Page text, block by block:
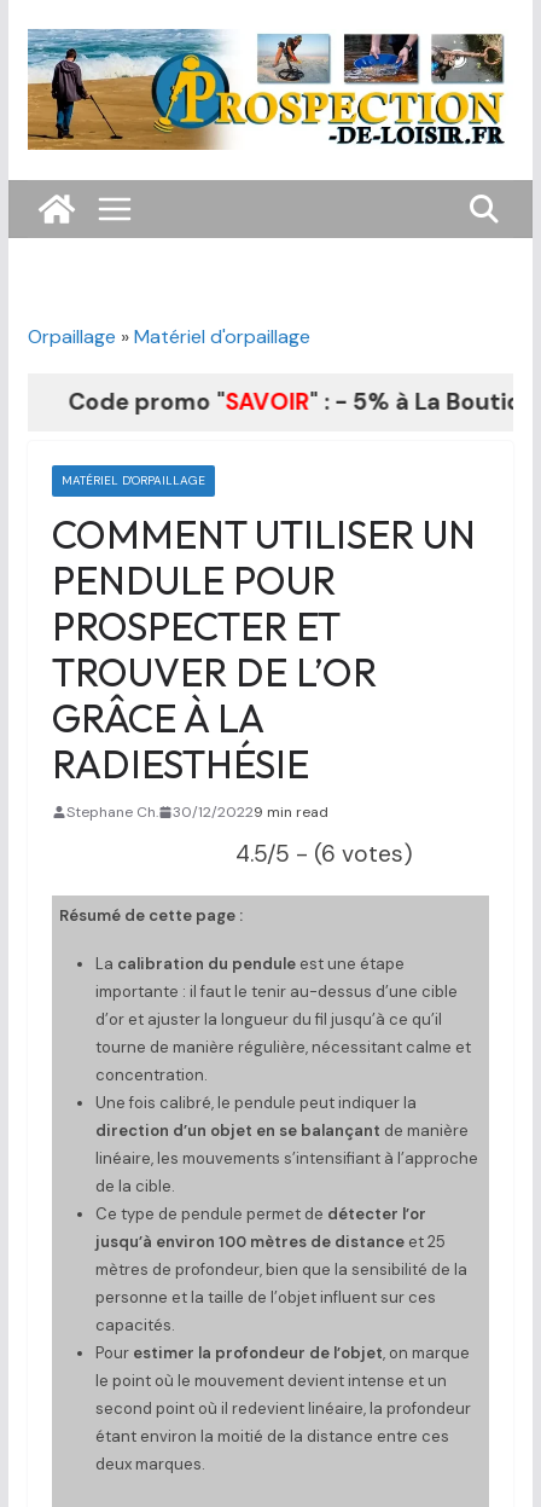
au
contenu
Orpaillage »Matériel d'orpaillage
Code promo "SAVOIR" : - 5% à La Boutique du
MATÉRIEL D'ORPAILLAGE
COMMENT UTILISER UN
PENDULE POUR
PROSPECTER ET
TROUVER DE L’OR
GRÂCE À LA
RADIESTHÉSIE
Stephane Ch. 30/12/20229 min read
4.5/5 - (6 votes)
Résumé de cette page :
La calibration du pendule est une étape
importante : il faut le tenir au-dessus d’une cible
d’or et ajuster la longueur du fil jusqu’à ce qu’il
tourne de manière régulière, nécessitant calme et
concentration.
Une fois calibré, le pendule peut indiquer la
direction d’un objet en se balançant de manière
linéaire, les mouvements s’intensifiant à l’approche
de la cible.
Ce type de pendule permet de détecter l’or
jusqu’à environ 100 mètres de distance et 25
mètres de profondeur, bien que la sensibilité de la
personne et la taille de l’objet influent sur ces
capacités.
Pour estimer la profondeur de l’objet, on marque
le point où le mouvement devient intense et un
second point où il redevient linéaire, la profondeur
étant environ la moitié de la distance entre ces
deux marques.